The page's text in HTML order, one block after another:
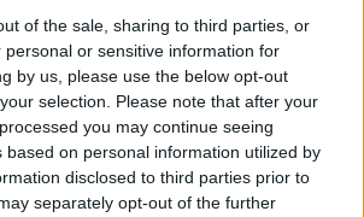
of the sale, sharing to third parties, or
personal or sensitive information for
by us, please use the below opt-out
selection. Please note that after your
you may continue seeing
based on personal information utilized by
disclosed to third parties prior to
separately opt-out of the further